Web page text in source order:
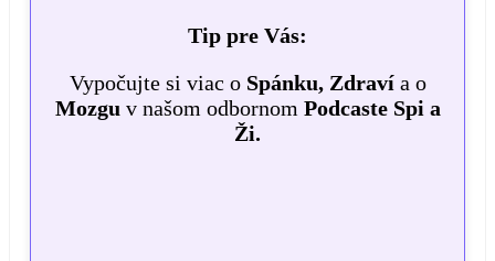
Tip pre Vás:
Vypočujte si viac o Spánku, Zdravía o
Mozgu v našom odbornom Podcaste Spi a
Ži.